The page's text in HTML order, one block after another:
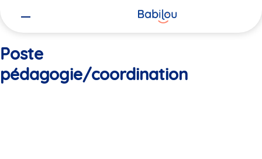
Poste
pédagogie/coordination